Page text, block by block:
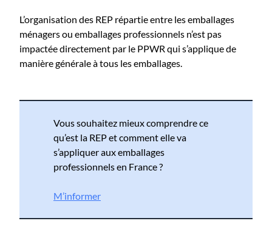
L’organisation des REP répartie entre les emballages
ménagers ou emballages professionnels n’est pas
impactée directement par le PPWR qui s’applique de
manière générale à tous les emballages.
Vous souhaitez mieux comprendre ce
qu’est la REP et comment elle va
s’appliquer aux emballages
professionnels en France ?
M’informer